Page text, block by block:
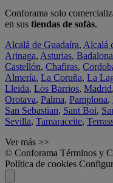
Conforama solo
en sus tiendas de sofás.
Alcalá de Guadaíra, Alcalá
Arinaga, Asturias, Badalona
Castellón, Chafiras,
Almería, La Coruña, La
Lleida, Los Barrios, Madrid,
Orotava, Palma, Pamplona,
San Sebastian, Sant Boi,
Sevilla, Tamaraceite,
Ver más >>
© Conforama Términos y
Política de cookies